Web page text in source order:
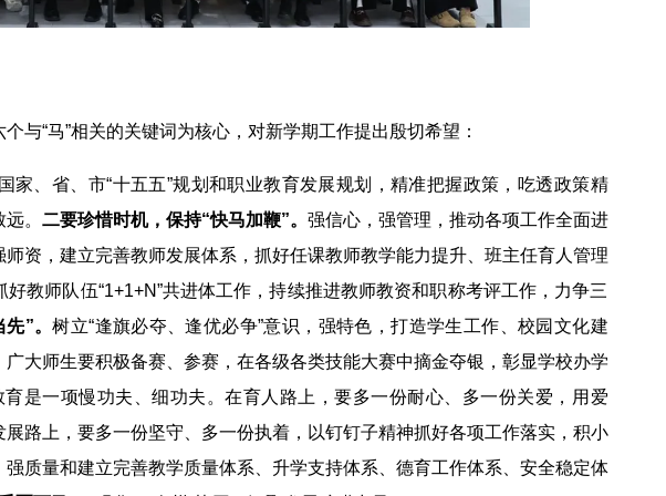
与“马”相关的关键词为核心，对新学期工作提出殷切希望：
家、省、市“十五五”规划和职业教育发展规划，精准把握政策，吃透政策精
。 二要珍惜时机，保持“快马加鞭”。 强信心，强管理，推动各项工作全面进
师资，建立完善教师发展体系，抓好任课教师教学能力提升、班主任育人管理
教师队伍“1+1+N”共进体工作，持续推进教师教资和职称考评工作，力争三
先”。树立“逢旗必夺、逢优必争”意识，强特色，打造学生工作、校园文化建
大师生要积极备赛、参赛，在各级各类技能大赛中摘金夺银，彰显学校办学
育是一项慢功夫、细功夫。在育人路上，要多一份耐心、多一份关爱，用爱
路上，要多一份坚守、多一份执着，以钉钉子精神抓好各项工作落实，积小
质量和建立完善教学质量体系、升学支持体系、德育工作体系、安全稳定体